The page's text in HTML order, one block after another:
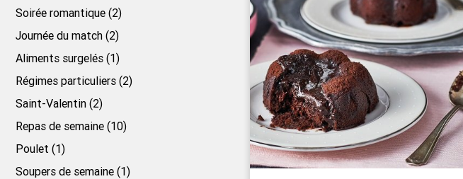
Soirée romantique (2)
Journée du match (2)
Aliments surgelés (1)
Régimes particuliers (2)
Saint-Valentin (2)
Repas de semaine (10)
Poulet (1)
Soupers de semaine (1)